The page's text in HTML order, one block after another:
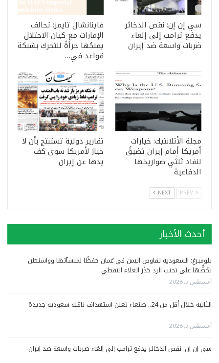
سي إن إن: نقص الذخائر
يدفع ترامب إلى إلغاء
ضربات واسعة ضد إيران
فاينانشال تايمز: تحالف
الإمارات مع كيان الاحتلال
يمنحُها جرأةً للتحرك بشبكة
قواعد في…
مجلة الأتلانتيك: خيارات
أمريكا أمام إيران تضيقُ
لنفاد ثلثَي صواريخها
الدفاعية
تقارير دولية تستنتج بأن لا
خيارَ لأمريكا سوى كف
يدها عن إيران
NEXT
أحدث الأخبار
بلومبرغ: السعودية تفاوض اليمن في عُمان حفظًا لمنشآتها وواشنطن
تحُضُّها على تجنب الرد حَذَرَ الغلاء النفطي
أغسطس 5, 2026
الثانية خلال أقل من 24.. صنعاء تعلن استهداف ناقلة سعودية جديدة
أغسطس 5, 2026
سي إن إن: نقص الذخائر يدفع ترامب إلى إلغاء ضربات واسعة ضد إيران